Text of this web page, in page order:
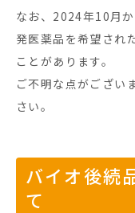
なお、 2024年10月
発医薬品を希望され
ことがあります。
ご不明な点がござい
さい。
バイオ後続
て